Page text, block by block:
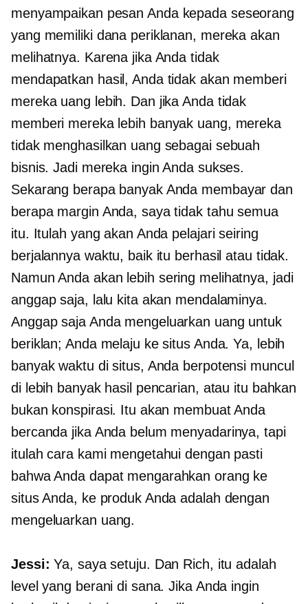
menyampaikan pesan Anda kepada seseorang
yang memiliki dana periklanan, mereka akan
melihatnya. Karena jika Anda tidak
mendapatkan hasil, Anda tidak akan memberi
mereka uang lebih. Dan jika Anda tidak
memberi mereka lebih banyak uang, mereka
tidak menghasilkan uang sebagai sebuah
bisnis. Jadi mereka ingin Anda sukses.
Sekarang berapa banyak Anda membayar dan
berapa margin Anda, saya tidak tahu semua
itu. Itulah yang akan Anda pelajari seiring
berjalannya waktu, baik itu berhasil atau tidak.
Namun Anda akan lebih sering melihatnya, jadi
anggap saja, lalu kita akan mendalaminya.
Anggap saja Anda mengeluarkan uang untuk
beriklan; Anda melaju ke situs Anda. Ya, lebih
banyak waktu di situs, Anda berpotensi muncul
di lebih banyak hasil pencarian, atau itu bahkan
bukan konspirasi. Itu akan membuat Anda
bercanda jika Anda belum menyadarinya, tapi
itulah cara kami mengetahui dengan pasti
bahwa Anda dapat mengarahkan orang ke
situs Anda, ke produk Anda adalah dengan
mengeluarkan uang.
Jessi: Ya, saya setuju. Dan Rich, itu adalah
level yang berani di sana. Jika Anda ingin